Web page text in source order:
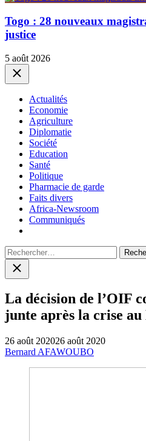
Togo : 28 nouveaux
justice
5 août 2026
Close
Actualités
Economie
Agriculture
Diplomatie
Société
Education
Santé
Politique
Pharmacie de garde
Faits divers
Africa-Newsroom
Communiqués
Rechercher :
Close
search
La décision de l’OIF
junte après la crise
26 août 202026 août 2020
Bernard AFAWOUBO